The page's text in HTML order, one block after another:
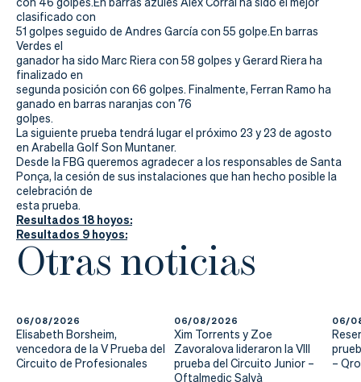
clasificado con
51 golpes seguido de Andres García con 55 golpe.En barras
Verdes el
ganador ha sido Marc Riera con 58 golpes y Gerard Riera ha
finalizado en
segunda posición con 66 golpes. Finalmente, Ferran Ramo ha
ganado en barras naranjas con 76
golpes.
La siguiente prueba tendrá lugar el próximo 23 y 23 de agosto
en Arabella Golf Son Muntaner.
Desde la FBG queremos agradecer a los responsables de Santa
Ponça, la cesión de sus instalaciones que han hecho posible la
celebración de
esta prueba.
Resultados 18 hoyos:
Resultados 9 hoyos:
Otras noticias
06/08/2026
Elisabeth Borsheim,
vencedora de la V Prueba del
Circuito de Profesionales
06/08/2026
Xim Torrents y Zoe
Zavoralova lideraron la VIII
prueba del Circuito Junior –
Oftalmedic Salvà
06/
–